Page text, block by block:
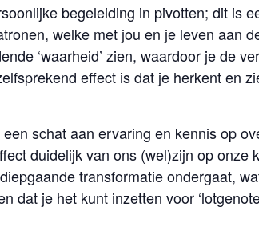
begeleiding in pivotten; dit is
welke met jou en je leven aan
‘waarheid’ zien, waardoor je de
effect is dat je herkent en
schat aan ervaring en kennis op
duidelijk van ons (wel)zijn op onze
transformatie ondergaat,
je het kunt inzetten voor